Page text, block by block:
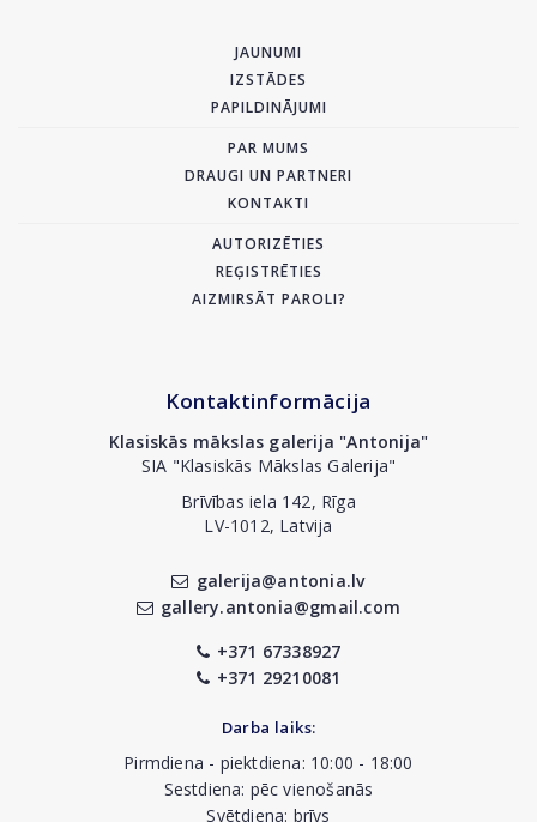
JAUNUMI
IZSTĀDES
PAPILDINĀJUMI
PAR MUMS
DRAUGI UN PARTNERI
KONTAKTI
AUTORIZĒTIES
REĢISTRĒTIES
AIZMIRSĀT PAROLI?
Kontaktinformācija
Klasiskās mākslas galerija "Antonija"
SIA "Klasiskās Mākslas Galerija"
Brīvības iela 142, Rīga
LV-1012, Latvija
galerija@antonia.lv
gallery.antonia@gmail.com
+371 67338927
+371 29210081
Darba laiks:
Pirmdiena - piektdiena: 10:00 - 18:00
Sestdiena: pēc vienošanās
Svētdiena: brīvs